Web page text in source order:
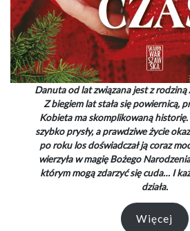
Danuta od lat związana jest z rodziną
Z biegiem lat stała się powiernicą,
Kobieta ma skomplikowaną historię.
szybko prysły, a prawdziwe życie
po roku los doświadczał ją coraz
wierzyła w magię Bożego
którym mogą zdarzyć się cuda… I
działa.
Więcej